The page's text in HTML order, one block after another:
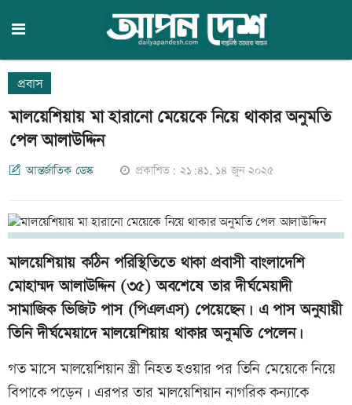
প্রবাস
মালয়েশিয়ায় মা হারানো মেয়েকে নিয়ে থাকার অনুমতি
পেল আলাউদ্দিন
আন্তর্জাতিক ডেস্ক প্রকাশিত: ২১:৪১, ১৪ জুন ২০২৫
মালয়েশিয়ায় কঠিন পরিস্থিতিতে থাকা প্রবাসী বাংলাদেশি
মোহাম্মদ আলাউদ্দিন (৩৫) অবশেষে তার দীর্ঘমেয়াদী
সামাজিক ভিজিট পাস (পিএলএস) পেয়েছেন। এ পাস অনুযায়ী
তিনি দীর্ঘমেয়াদে মালয়েশিয়ায় থাকার অনুমতি পেলেন।
গত মাসে মালয়েশিয়ান স্ত্রী নিহত হওয়ার পর তিনি মেয়েকে নিয়ে
বিপাকে পড়েন। এরপর তার মালয়েশিয়ান নাগরিক কন্যাকে